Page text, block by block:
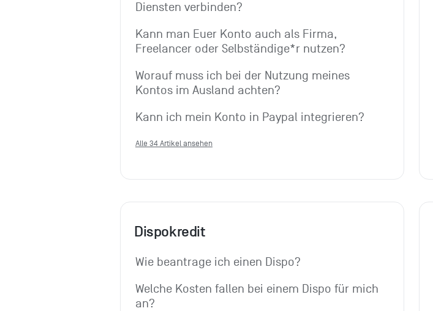
Diensten verbinden?
Kann man Euer Konto auch als Firma,
Freelancer oder Selbständige*r nutzen?
Worauf muss ich bei der Nutzung meines
Kontos im Ausland achten?
Kann ich mein Konto in Paypal integrieren?
Alle 34 Artikel ansehen
Dispokredit
Wie beantrage ich einen Dispo?
Welche Kosten fallen bei einem Dispo für mich
an?